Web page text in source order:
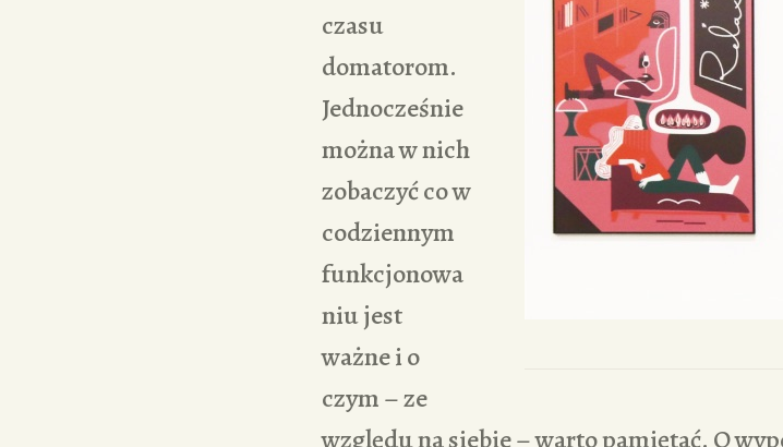
czasu
domatorom.
Jednocześnie
można w nich
zobaczyć co w
codziennym
funkcjonowa
niu jest
ważne i o
czym – ze
względu na siebie – warto pamiętać. O